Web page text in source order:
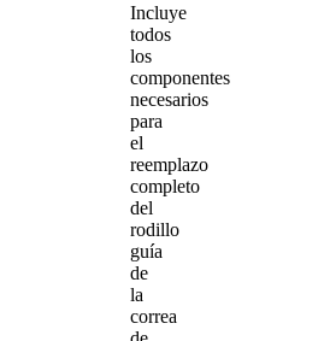
Incluye
todos
los
componentes
necesarios
para
el
reemplazo
completo
del
rodillo
guía
de
la
correa